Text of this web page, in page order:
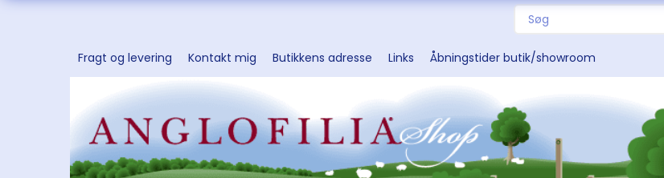
Fragt og levering Kontakt mig Butikkens adresse Links Åbningstider butik/showroom